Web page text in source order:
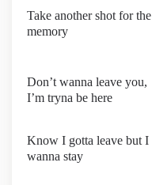
Take another shot for the
memory
Don’t wanna leave you,
I’m tryna be here
Know I gotta leave but I
wanna stay